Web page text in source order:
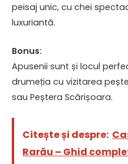
peisaj unic, cu chei
luxuriantă.
Bonus:
Apusenii sunt și locul
drumeția cu vizitarea
sau Peștera Scărișoara.
Citește și despre:
Rarău – Ghid